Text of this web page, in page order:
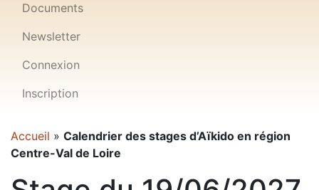
Documents
Newsletter
Connexion
Inscription
Accueil » Calendrier des stages d’Aïkido en région
Centre-Val de Loire